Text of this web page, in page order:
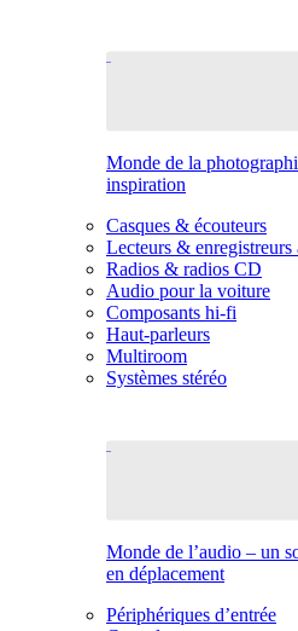
Monde de la
inspiration
Casques & écouteurs
Lecteurs & enregistreurs
Radios & radios CD
Audio pour la voiture
Composants hi-fi
Haut-parleurs
Multiroom
Systèmes stéréo
Monde de l’audio – un
en déplacement
Périphériques d’entrée